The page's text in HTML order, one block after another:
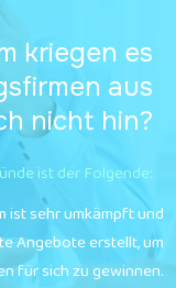
kriegen es
aus
nicht hin?
ist der Folgende:
ist sehr umkämpft und
Angebote erstellt, um
für sich zu gewinnen.